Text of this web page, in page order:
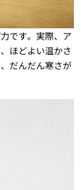
です。実際、ア
ほどよい温かさ
だんだん寒さが